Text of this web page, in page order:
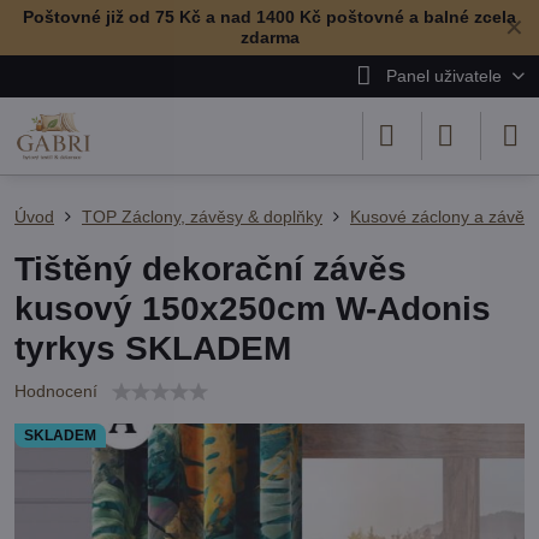
✕
Poštovné již od 75 Kč a nad 1400 Kč poštovné a balné zcela
zdarma
Panel uživatele
SKLADEM
Úvod TOP Záclony, závěsy & doplňky Kusové záclony a
Tištěný dekorační závěs
kusový 150x250cm W-Adonis
tyrkys SKLADEM
Hodnocení